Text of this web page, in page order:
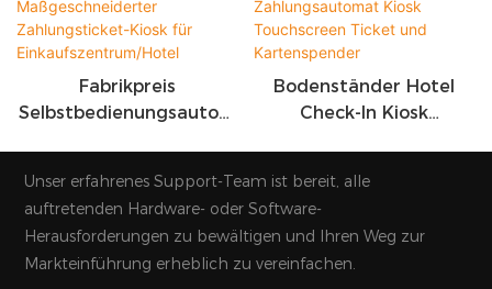
Fabrikpreis
Selbstbedienungsautom
Einkaufszentrum/Hotel
Bodenständer Hotel
Check-In Kiosk
Touchscreen Ticket Und
Kartenspender
Unser erfahrenes Support-Team ist bereit, alle
auftretenden Hardware- oder Software-
Herausforderungen zu bewältigen und Ihren Weg zur
Markteinführung erheblich zu vereinfachen.